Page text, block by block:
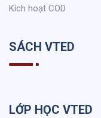
Kích hoạt COD
SÁCH VTED
LỚP HỌC VTED